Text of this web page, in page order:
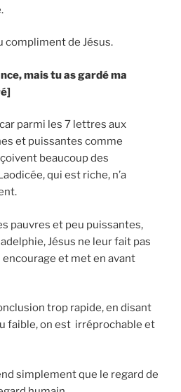
compliment de Jésus.
mais tu as gardé ma
parmi les 7 lettres aux
et puissantes comme
beaucoup des
qui est riche, n’a
pauvres et peu puissantes,
Jésus ne leur fait pas
et met en avant
trop rapide, en disant
faible, on est irréprochable et
simplement que le regard de